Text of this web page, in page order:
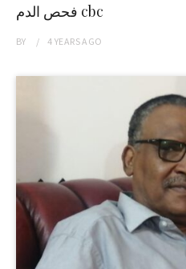
فحص الدم cbc
BY 4 YEARSAGO